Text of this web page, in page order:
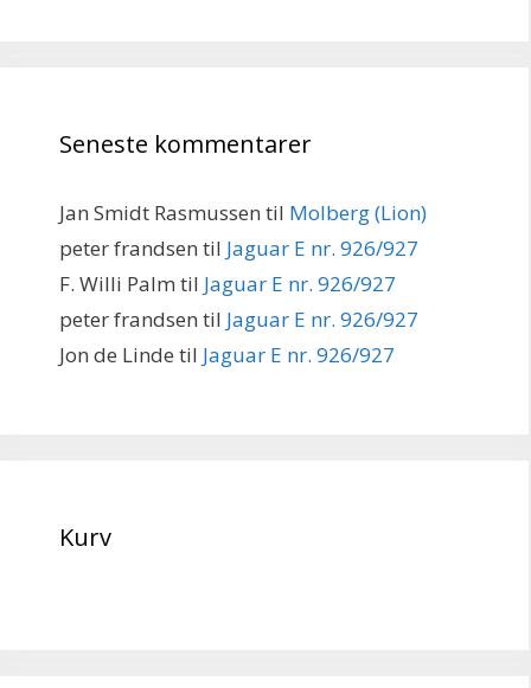
Seneste kommentarer
Jan Smidt Rasmussen til Molberg (Lion)
peter frandsen til Jaguar E nr. 926/927
F. Willi Palm til Jaguar E nr. 926/927
peter frandsen til Jaguar E nr. 926/927
Jon de Linde til Jaguar E nr. 926/927
Kurv